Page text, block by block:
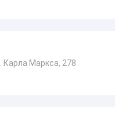
Карла Маркса, 278